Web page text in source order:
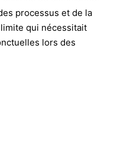
processus et de la
qui nécessitait
lors des